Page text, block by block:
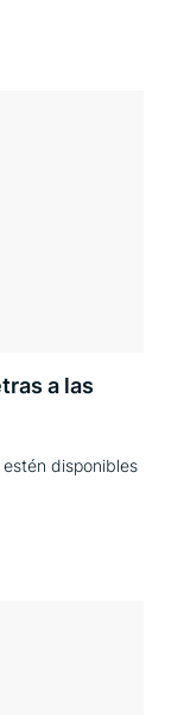
a las
disponibles